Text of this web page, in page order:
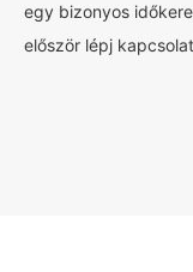
egy bizonyos
először lépj